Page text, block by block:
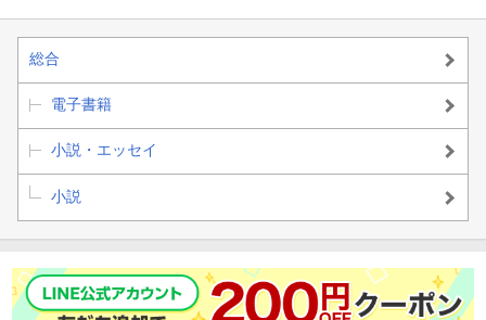
総合
電子書籍
小説・エッセイ
小説